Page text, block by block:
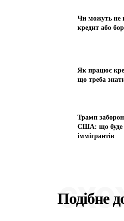
Чи можуть не
кредит або
Як працює
що треба
Трамп
США: що буде
іммігрантів
Подібне